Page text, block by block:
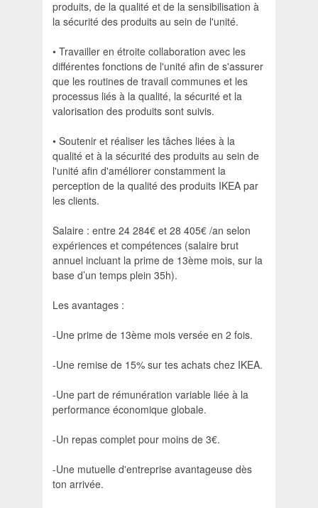
produits, de la qualité et de la sensibilisation à
la sécurité des produits au sein de l'unité.
• Travailler en étroite collaboration avec les
différentes fonctions de l'unité afin de s'assurer
que les routines de travail communes et les
processus liés à la qualité, la sécurité et la
valorisation des produits sont suivis.
• Soutenir et réaliser les tâches liées à la
qualité et à la sécurité des produits au sein de
l'unité afin d'améliorer constamment la
perception de la qualité des produits IKEA par
les clients.
Salaire : entre 24 284€ et 28 405€ /an selon
expériences et compétences ​(salaire brut
annuel incluant la prime de 13ème mois, sur la
base d’un temps plein 35h).
Les avantages :
-Une prime de 13ème mois versée en 2 fois.​
-Une remise de 15% sur tes achats chez IKEA.​
-Une part de rémunération variable liée à la
performance économique globale.​
-Un repas complet pour moins de 3€.​
-Une mutuelle d'entreprise avantageuse dès
ton arrivée.​